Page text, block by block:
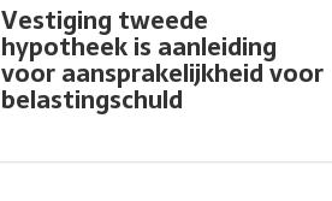
Vestiging tweede
hypotheek is aanleiding
voor aansprakelijkheid voor
belastingschuld